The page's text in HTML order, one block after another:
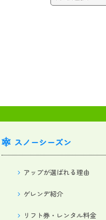
スノーシーズン
アップが選ばれる理由
ゲレンデ紹介
リフト券・レンタル料金